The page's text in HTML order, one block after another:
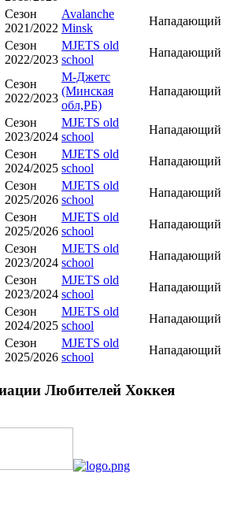
Сезон
2021/2022
Avalanche
Minsk
Нападающий
Сезон
2022/2023
MJETS old
school
Нападающий
Сезон
2022/2023
М-Джетс
(Минская
обл,РБ)
Нападающий
Сезон
2023/2024
MJETS old
school
Нападающий
Сезон
2024/2025
MJETS old
school
Нападающий
Сезон
2025/2026
MJETS old
school
Нападающий
Сезон
2025/2026
MJETS old
school
Нападающий
Сезон
2023/2024
MJETS old
school
Нападающий
Сезон
2023/2024
MJETS old
school
Нападающий
Сезон
2024/2025
MJETS old
school
Нападающий
Сезон
2025/2026
MJETS old
school
Нападающий
Любителей Хоккея